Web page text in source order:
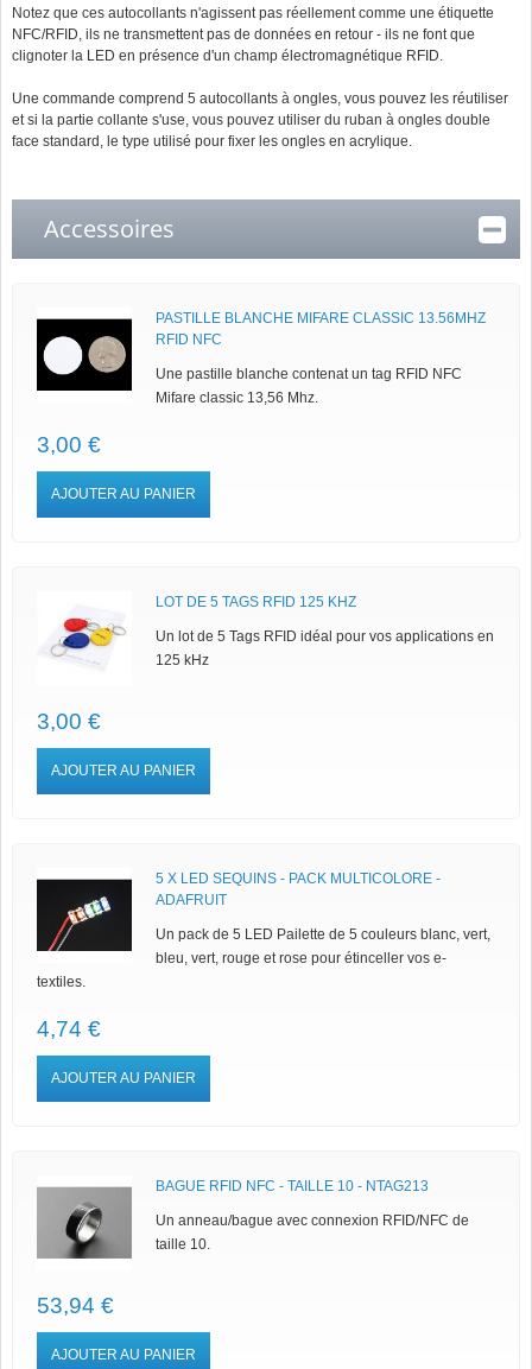
Notez que ces autocollants n'agissent pas réellement comme une étiquette
NFC/RFID, ils ne transmettent pas de données en retour - ils ne font que
clignoter la LED en présence d'un champ électromagnétique RFID.
Une commande comprend 5 autocollants à ongles, vous pouvez les réutiliser
et si la partie collante s'use, vous pouvez utiliser du ruban à ongles double
face standard, le type utilisé pour fixer les ongles en acrylique.
Accessoires
PASTILLE BLANCHE MIFARE CLASSIC 13.56MHZ
RFID NFC
Une pastille blanche contenat un tag RFID NFC
Mifare classic 13,56 Mhz.
3,00 €
AJOUTER AU PANIER
LOT DE 5 TAGS RFID 125 KHZ
Un lot de 5 Tags RFID idéal pour vos applications en
125 kHz
3,00 €
AJOUTER AU PANIER
5 X LED SEQUINS - PACK MULTICOLORE -
ADAFRUIT
Un pack de 5 LED Pailette de 5 couleurs blanc, vert,
bleu, vert, rouge et rose pour étinceller vos e-
textiles.
4,74 €
AJOUTER AU PANIER
BAGUE RFID NFC - TAILLE 10 - NTAG213
Un anneau/bague avec connexion RFID/NFC de
taille 10.
53,94 €
AJOUTER AU PANIER